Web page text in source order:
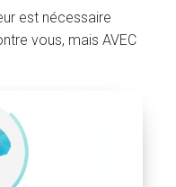
est nécessaire
vous, mais AVEC